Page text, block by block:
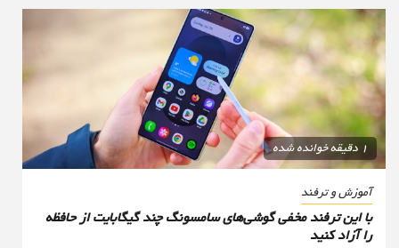
1 دقیقه خوانده شده
آموزش و ترفند
با این ترفند مخفی گوشی‌های سامسونگ چند گیگابایت از حافظه
را آزاد کنید